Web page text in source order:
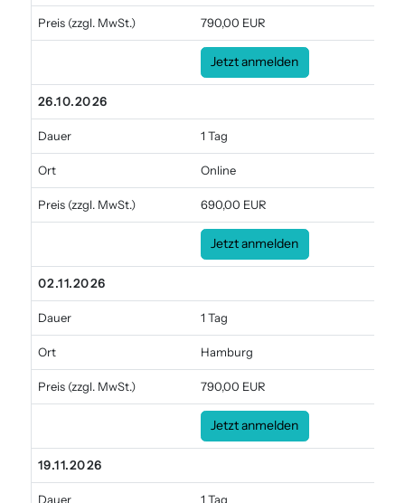
Preis (zzgl. MwSt.) 790,00 EUR
Jetzt anmelden
26.10.2026
Dauer 1 Tag
Ort Online
Preis (zzgl. MwSt.) 690,00 EUR
Jetzt anmelden
02.11.2026
Dauer 1 Tag
Ort Hamburg
Preis (zzgl. MwSt.) 790,00 EUR
Jetzt anmelden
19.11.2026
Dauer 1 Tag